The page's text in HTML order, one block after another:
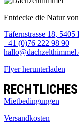
Entdecke die Natur
Täfernstrasse 18,
+41 (0)76 222 98 90
Flyer herunterladen
RECHTLICHES
Mietbedingungen
Versandkosten